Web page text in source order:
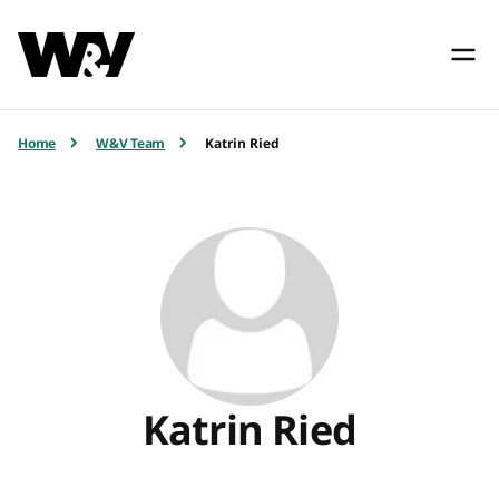
Home W&V Team Katrin Ried
Katrin Ried